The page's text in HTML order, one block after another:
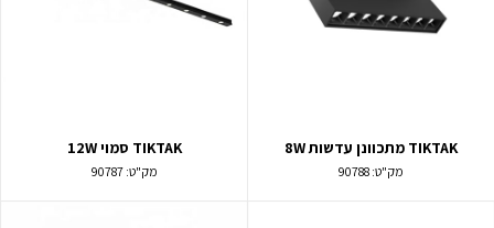
TIKTAK מתכוונן עדשות 8W
מק"ט: 90788
TIKTAK סמוי 12W
מק"ט:90787